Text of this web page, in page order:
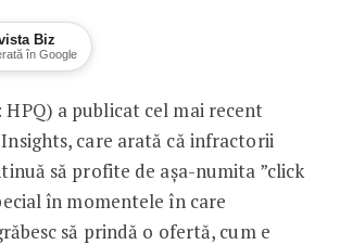
Biz
în Google
vacanțe au revenit în
HPQ) a publicat cel mai recent
care arată că infractorii
să profite de așa-numita ”click
în momentele în care
să prindă o ofertă, cum e